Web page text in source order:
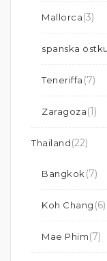
Mallorca(3)
spanska
Teneriffa (7)
Zaragoza(1)
Thailand(22)
Bangkok (7)
Koh Chang (6)
Mae Phim(7)